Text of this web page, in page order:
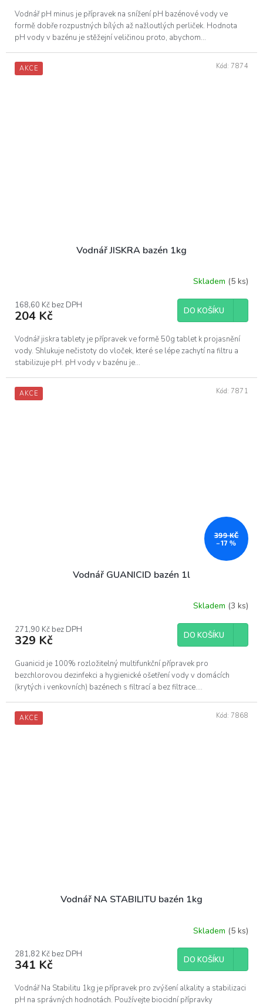
Vodnář pH minus je přípravek na snížení pH bazénové vody ve
formě dobře rozpustných bílých až nažloutlých perliček. Hodnota
pH vody v bazénu je stěžejní veličinou proto, abychom...
AKCE
Vodnář JISKRA bazén 1kg
Skladem (5 ks)
168,60 Kč bez DPH
204 Kč DO KOŠÍKU
Vodnář jiskra tablety je přípravek ve formě 50g tablet k projasnění
vody. Shlukuje nečistoty do vloček, které se lépe zachytí na filtru a
stabilizuje pH. pH vody v bazénu je...
Kód: 7874
AKCE
399 KČ
–17 %
Vodnář GUANICID bazén 1l
Skladem (3 ks)
271,90 Kč bez DPH
329 Kč DO KOŠÍKU
Guanicid je 100% rozložitelný multifunkční přípravek pro
bezchlorovou dezinfekci a hygienické ošetření vody v domácích
(krytých i venkovních) bazénech s filtrací a bez filtrace....
Kód: 7871
AKCE
Vodnář NA STABILITU bazén 1kg
Skladem (5 ks)
281,82 Kč bez DPH
341 Kč DO KOŠÍKU
Vodnář Na Stabilitu 1kg je přípravek pro zvýšení alkality a stabilizaci
pH na správných hodnotách. Používejte biocidní přípravky
Kód: 7868